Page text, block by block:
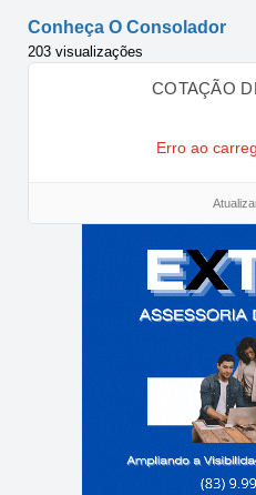
Conheça O Consolador
203 visualizações
COTAÇÃO
Erro ao